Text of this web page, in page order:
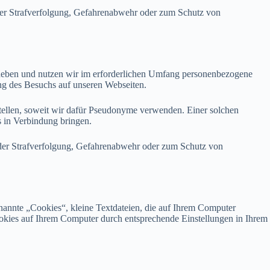
Strafverfolgung, Gefahrenabwehr oder zum Schutz von
und nutzen wir im erforderlichen Umfang personenbezogene
des Besuchs auf unseren Webseiten.
soweit wir dafür Pseudonyme verwenden. Einer solchen
in Verbindung bringen.
Strafverfolgung, Gefahrenabwehr oder zum Schutz von
„Cookies“, kleine Textdateien, die auf Ihrem Computer
auf Ihrem Computer durch entsprechende Einstellungen in Ihrem